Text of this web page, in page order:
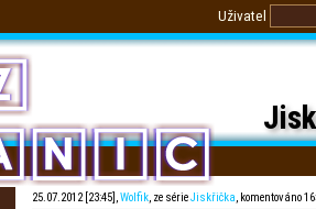
Uživatel
25.07.2012 [23:45],Wolfik, ze sérieJiskřička, komentováno